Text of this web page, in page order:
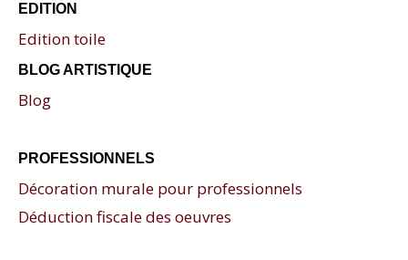
EDITION
Edition toile
BLOG ARTISTIQUE
Blog
PROFESSIONNELS
Décoration murale pour professionnels
Déduction fiscale des oeuvres